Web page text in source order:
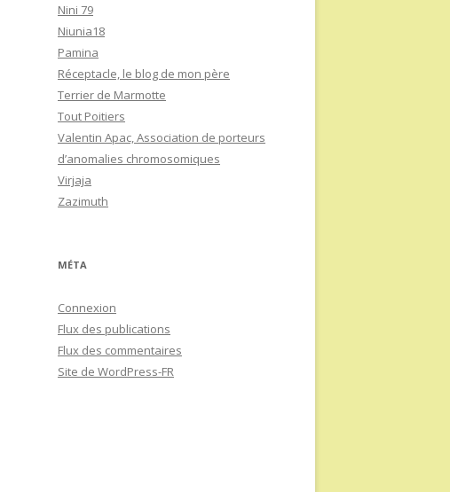
Nini 79
Niunia18
Pamina
Réceptacle, le blog de mon père
Terrier de Marmotte
Tout Poitiers
Valentin Apac, Association de porteurs
d’anomalies chromosomiques
Virjaja
Zazimuth
MÉTA
Connexion
Flux des publications
Flux des commentaires
Site de WordPress-FR